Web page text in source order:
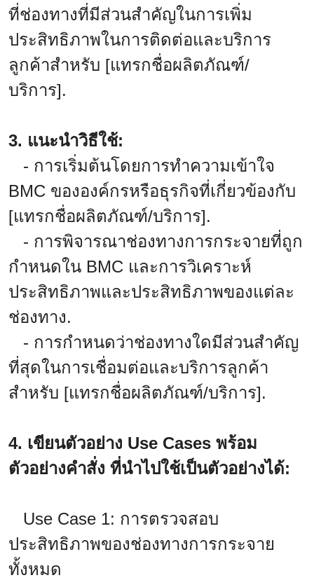
ที่ช่องทางที่มีส่วนสำคัญในการเพิ่ม
ประสิทธิภาพในการติดต่อและบริการ
ลูกค้าสำหรับ [แทรกชื่อผลิตภัณฑ์/
บริการ].
3. แนะนำวิธีใช้:
- การเริ่มต้นโดยการทำความเข้าใจ
BMC ขององค์กรหรือธุรกิจที่เกี่ยวข้องกับ
[แทรกชื่อผลิตภัณฑ์/บริการ].
- การพิจารณาช่องทางการกระจายที่ถูก
กำหนดใน BMC และการวิเคราะห์
ประสิทธิภาพและประสิทธิภาพของแต่ละ
ช่องทาง.
- การกำหนดว่าช่องทางใดมีส่วนสำคัญ
ที่สุดในการเชื่อมต่อและบริการลูกค้า
สำหรับ [แทรกชื่อผลิตภัณฑ์/บริการ].
4. เขียนตัวอย่าง Use Cases พร้อม
ตัวอย่างคำสั่ง ที่นำไปใช้เป็นตัวอย่างได้:
Use Case 1: การตรวจสอบ
ประสิทธิภาพของช่องทางการกระจาย
ทั้งหมด